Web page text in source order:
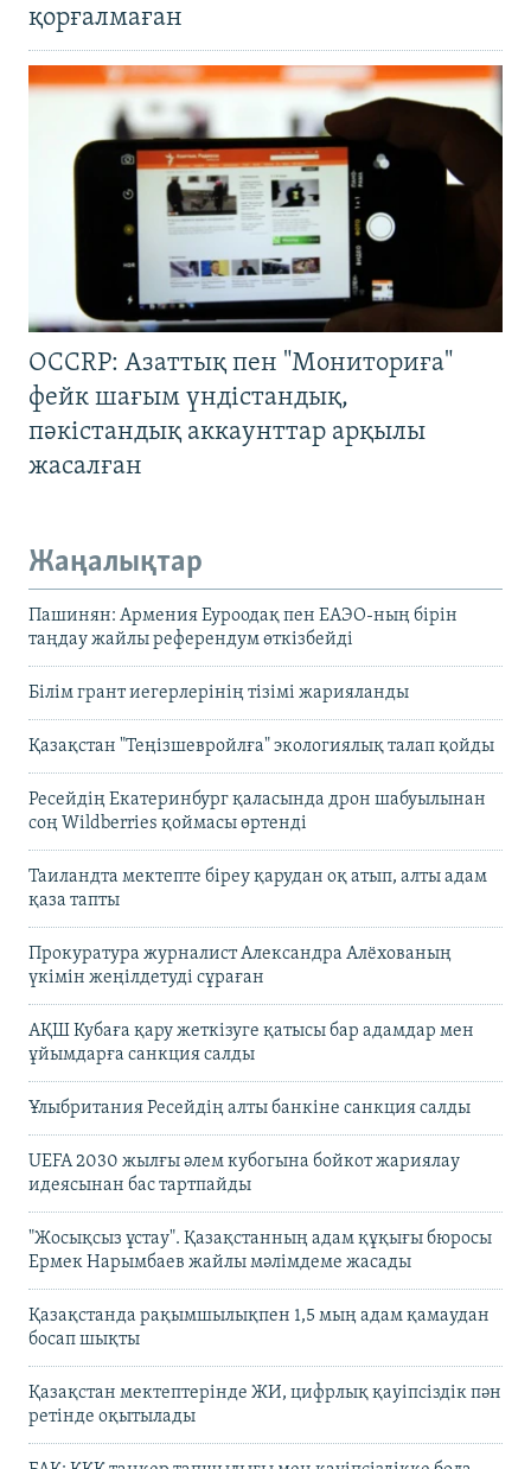
қорғалмаған
OCCRP: Азаттық пен "Мониториға"
фейк шағым үндістандық,
пәкістандық аккаунттар арқылы
жасалған
Жаңалықтар
Пашинян: Армения Еуроодақ пен ЕАЭО-ның бірін
таңдау жайлы референдум өткізбейді
Білім грант иегерлерінің тізімі жарияланды
Қазақстан "Теңізшевройлға" экологиялық талап қойды
Ресейдің Екатеринбург қаласында дрон шабуылынан
соң Wildberries қоймасы өртенді
Таиландта мектепте біреу қарудан оқ атып, алты адам
қаза тапты
Прокуратура журналист Александра Алёхованың
үкімін жеңілдетуді сұраған
АҚШ Кубаға қару жеткізуге қатысы бар адамдар мен
ұйымдарға санкция салды
Ұлыбритания Ресейдің алты банкіне санкция салды
UEFA 2030 жылғы әлем кубогына бойкот жариялау
идеясынан бас тартпайды
"Жосықсыз ұстау". Қазақстанның адам құқығы бюросы
Ермек Нарымбаев жайлы мәлімдеме жасады
Қазақстанда рақымшылықпен 1,5 мың адам қамаудан
босап шықты
Қазақстан мектептерінде ЖИ, цифрлық қауіпсіздік пән
ретінде оқытылады